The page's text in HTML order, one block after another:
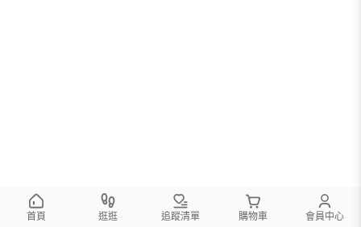
首頁 逛逛 追蹤清單 購物車 會員中心